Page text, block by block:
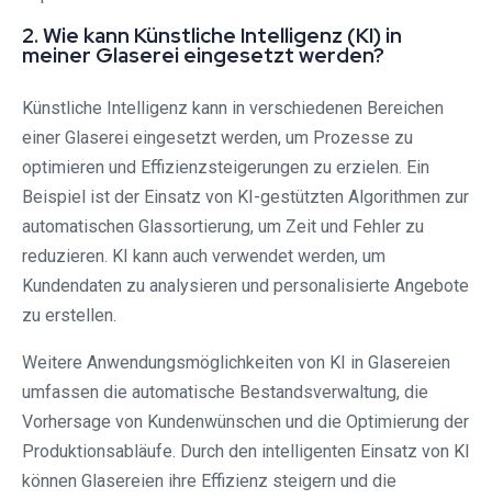
2. Wie kann Künstliche Intelligenz (KI) in
meiner Glaserei eingesetzt werden?
Künstliche Intelligenz kann in verschiedenen Bereichen
einer Glaserei eingesetzt werden, um Prozesse zu
optimieren und Effizienzsteigerungen zu erzielen. Ein
Beispiel ist der Einsatz von KI-gestützten Algorithmen zur
automatischen Glassortierung, um Zeit und Fehler zu
reduzieren. KI kann auch verwendet werden, um
Kundendaten zu analysieren und personalisierte Angebote
zu erstellen.
Weitere Anwendungsmöglichkeiten von KI in Glasereien
umfassen die automatische Bestandsverwaltung, die
Vorhersage von Kundenwünschen und die Optimierung der
Produktionsabläufe. Durch den intelligenten Einsatz von KI
können Glasereien ihre Effizienz steigern und die